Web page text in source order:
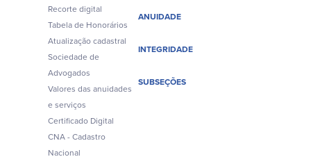
Recorte digital
Tabela de Honorários
Atualização cadastral
Sociedade de
Advogados
Valores das anuidades
e serviços
Certificado Digital
CNA - Cadastro
Nacional
ANUIDADE
INTEGRIDADE
SUBSEÇÕES